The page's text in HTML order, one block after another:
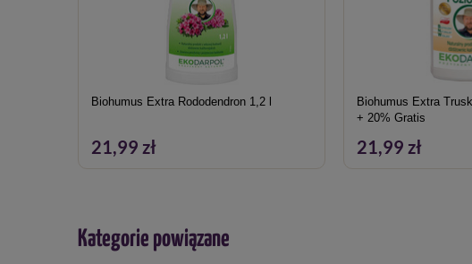
Biohumus Extra Rododendron 1,2 l
21,99 zł
Biohumus Extra
+ 20% Gratis
21,99 zł
Kategorie powiązane